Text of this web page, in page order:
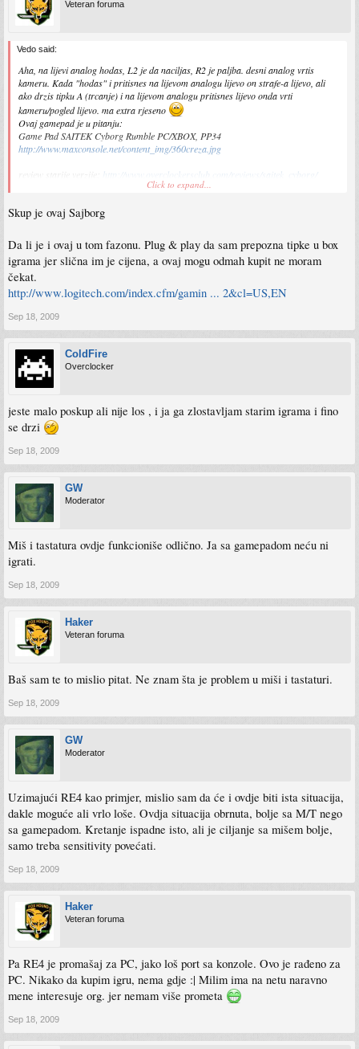
Veteran foruma
Vedo said:
Aha, na lijevi analog hodas, L2 je da naciljas, R2 je paljba. desni analog vrtis
kameru. Kada "hodas" i pritisnes na lijevom analogu lijevo on strafe-a lijevo, ali
ako drzis tipku A (trcanje) i na lijevom analogu pritisnes lijevo onda vrti
kameru/pogled lijevo. ma extra rjeseno
Ovaj gamepad je u pitanju:
Game Pad SAITEK Cyborg Rumble PC/XBOX, PP34
http://www.maxconsole.net/content_img/360creza.jpg
http://www.overclockersclub.com/reviews/saitek_cyborg/
RE5 kad treba da otvoris vrata bude ti nacrtana tipka sa kojom ces ih otvorit, tako
tipa. press Button 12 pa ti bacaj grah sta si stavio koja tipka ti je 12). Ista stvar i sa
Batmanom i svim drugim. Isplati se
Click to expand...
Skup je ovaj Sajborg
Da li je i ovaj u tom fazonu. Plug & play da sam prepozna tipke u box
igrama jer slična im je cijena, a ovaj mogu odmah kupit ne moram
čekat.
http://www.logitech.com/index.cfm/gamin ... 2&cl=US,EN
Sep 18, 2009
ColdFire
Overclocker
jeste malo poskup ali nije los , i ja ga zlostavljam starim igrama i fino
se drzi
Sep 18, 2009
GW
Moderator
Miš i tastatura ovdje funkcioniše odlično. Ja sa gamepadom neću ni
igrati.
Sep 18, 2009
Haker
Veteran foruma
Baš sam te to mislio pitat. Ne znam šta je problem u miši i tastaturi.
Sep 18, 2009
GW
Moderator
Uzimajući RE4 kao primjer, mislio sam da će i ovdje biti ista situacija,
dakle moguće ali vrlo loše. Ovdja situacija obrnuta, bolje sa M/T nego
sa gamepadom. Kretanje ispadne isto, ali je ciljanje sa mišem bolje,
samo treba sensitivity povećati.
Sep 18, 2009
Haker
Veteran foruma
Pa RE4 je promašaj za PC, jako loš port sa konzole. Ovo je rađeno za
PC. Nikako da kupim igru, nema gdje :| Milim ima na netu naravno
mene interesuje org. jer nemam više prometa
Sep 18, 2009